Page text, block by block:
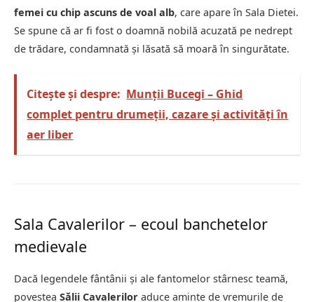
femei cu chip ascuns de voal alb, care apare în Sala Dietei.
Se spune că ar fi fost o doamnă nobilă acuzată pe nedrept
de trădare, condamnată și lăsată să moară în singurătate.
Citește și despre: Munții Bucegi – Ghid
complet pentru drumeții, cazare și activități în
aer liber
Sala Cavalerilor – ecoul banchetelor
medievale
Dacă legendele fântânii și ale fantomelor stârnesc teamă,
povestea Sălii Cavalerilor aduce aminte de vremurile de